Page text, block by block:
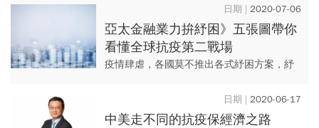
代，不論是政府、企業或是投資...2020-07-06
亞太金融業力拚紓困》五張圖帶你
看懂全球抗疫第二戰場
疫情肆虐，各國莫不推出各式紓困方案，紓
未來能否健全的復甦，則有賴新的生產模式
與創新的服務型態。
2020-06-17
中美走不同的抗疫保經濟之路